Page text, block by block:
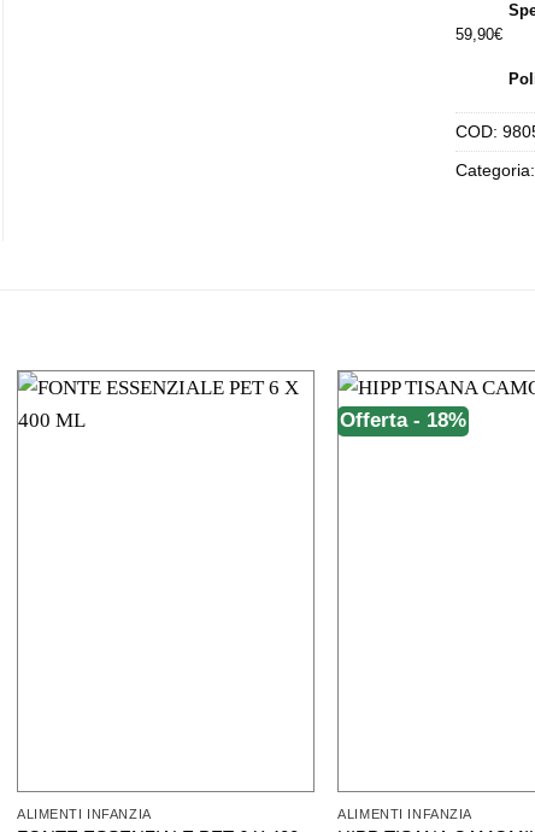
59,90€
COD:
Categoria:
ALIMENTI INFANZIA
Offerta - 18%
ALIMENTI INFANZIA